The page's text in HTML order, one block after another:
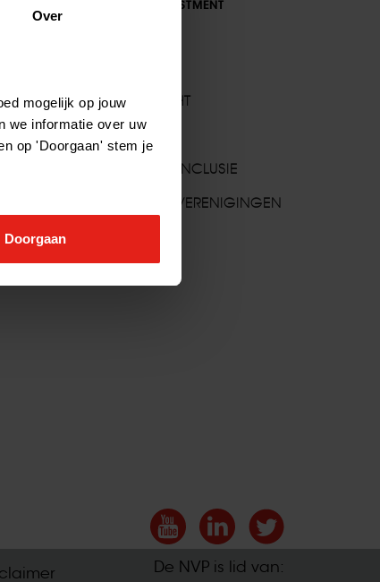
Over
mogelijk op jouw
we informatie over uw
op 'Doorgaan' stem je
Doorgaan
RESPONSIBLE INVESTMENT
LEDENOVERZICHT
DIVERSITEIT EN INCLUSIE
BUITENLANDSE VERENIGINGEN
De NVP is lid van: